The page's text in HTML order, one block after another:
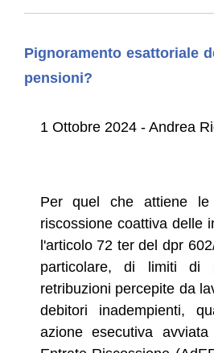
Pignoramento esattoriale
pensioni?
1 Ottobre 2024 - Andrea
Per quel che attiene le
riscossione coattiva delle
l'articolo 72 ter del dpr
particolare, di limiti di
retribuzioni percepite da
debitori inadempienti,
azione esecutiva